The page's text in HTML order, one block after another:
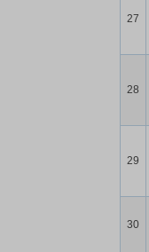
27
28
29
30